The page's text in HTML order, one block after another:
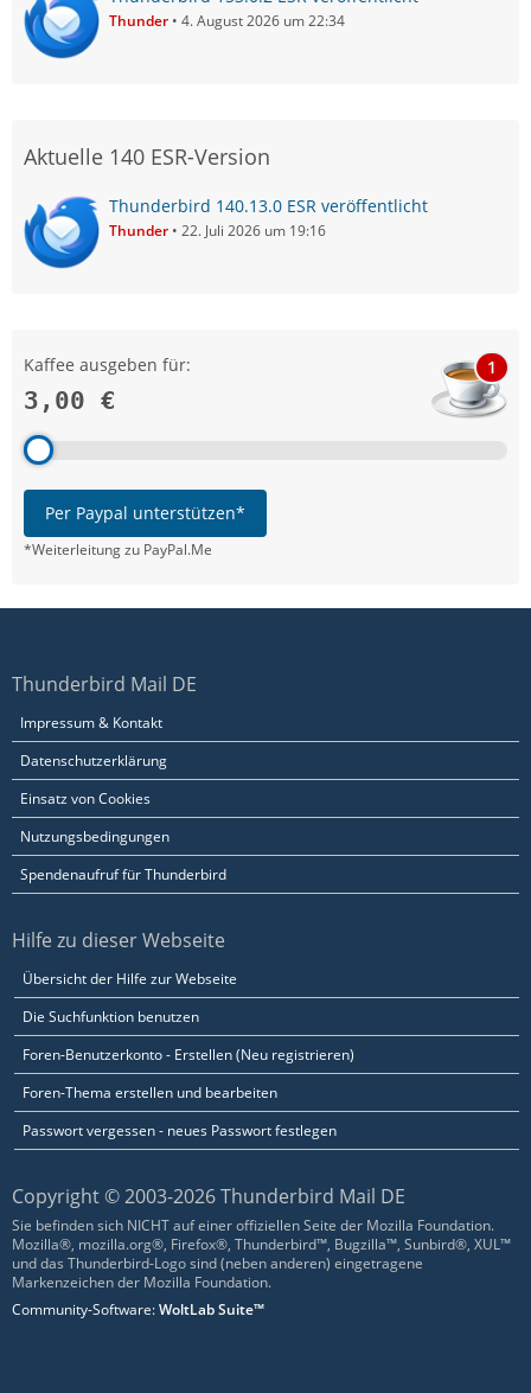
Thunder 4. August 2026 um 22:34
Aktuelle 140 ESR-Version
Thunderbird 140.13.0 ESR veröffentlicht
Thunder 22. Juli 2026 um 19:16
Kaffee ausgeben für:
3,00 €
1
Per Paypal unterstützen*
*Weiterleitung zu PayPal.Me
Thunderbird Mail DE
Impressum & Kontakt
Datenschutzerklärung
Einsatz von Cookies
Nutzungsbedingungen
Spendenaufruf für Thunderbird
Hilfe zu dieser Webseite
Übersicht der Hilfe zur Webseite
Die Suchfunktion benutzen
Foren-Benutzerkonto - Erstellen (Neu registrieren)
Foren-Thema erstellen und bearbeiten
Passwort vergessen - neues Passwort festlegen
Copyright © 2003-2026 Thunderbird Mail DE
Sie befinden sich NICHT auf einer offiziellen Seite der Mozilla Foundation.
Mozilla®, mozilla.org®, Firefox®, Thunderbird™, Bugzilla™, Sunbird®, XUL™
und das Thunderbird-Logo sind (neben anderen) eingetragene
Markenzeichen der Mozilla Foundation.
Community-Software:WoltLab Suite™